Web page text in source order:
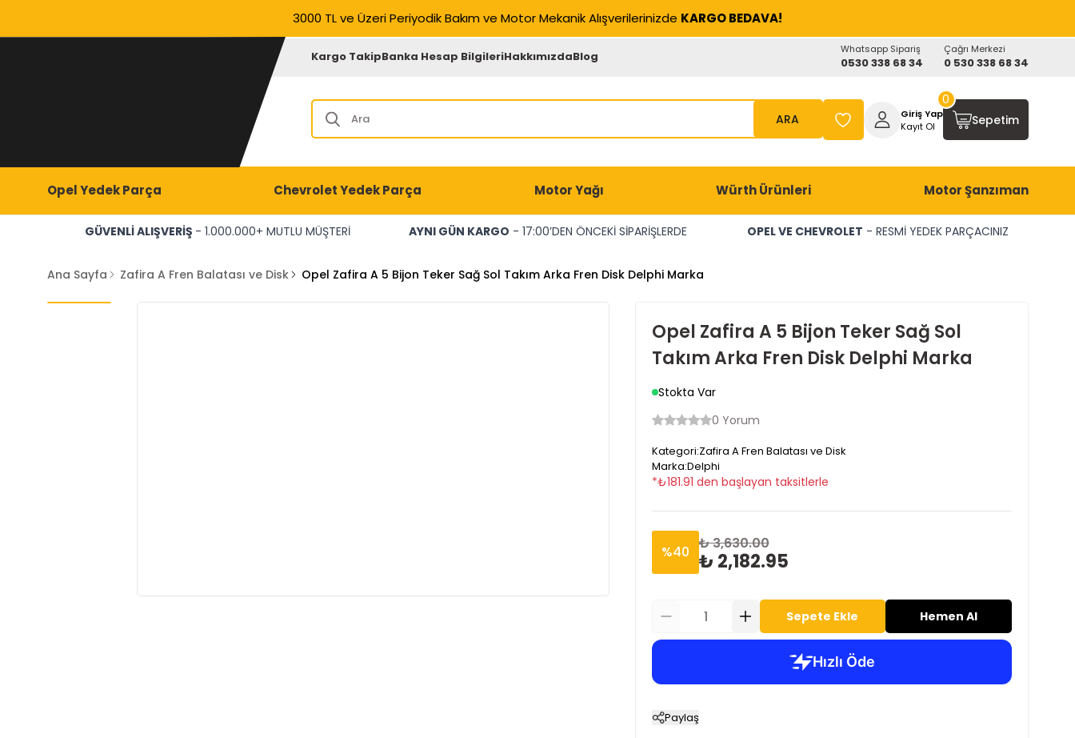
3000 TL ve Üzeri Periyodik Bakım ve Motor Mekanik Alışverilerinizde KARGO BEDAVA!
Kargo TakipBanka Hesap BilgileriHakkımızdaBlog Whatsapp Sipariş
0530 338 68 34
Çağrı Merkezi
0 530 338 68 34
ARA
Giriş Yap
Kayıt Ol
Sepetim
0
Opel Yedek Parça Chevrolet Yedek Parça Motor Yağı Würth Ürünleri Motor Şanzıman
GÜVENLİ ALIŞVERİŞ - 1.000.000+ MUTLU MÜŞTERİ AYNI GÜN KARGO - 17:00’DEN ÖNCEKİ SİPARİŞLERDE OPEL VE CHEVROLET - RESMİ YEDEK PARÇACINIZ
Ana Sayfa Zafira A Fren Balatası ve Disk Opel Zafira A 5 Bijon Teker Sağ Sol Takım Arka Fren Disk Delphi Marka
Opel Zafira A 5 Bijon Teker Sağ Sol
Takım Arka Fren Disk Delphi Marka
Stokta Var
0 Yorum
Kategori:Zafira A Fren Balatası ve Disk
Marka:Delphi
*₺181.91 den başlayan taksitlerle
%40 ₺ 3,630.00
₺ 2,182.95
Sepete Ekle Hemen Al
Paylaş